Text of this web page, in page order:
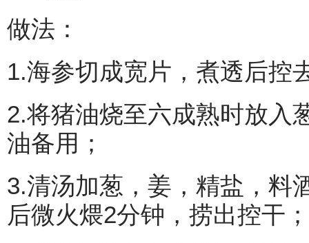
做法：
1.海参切成宽片，煮透后控
2.将猪油烧至六成熟时放入
油备用；
3.清汤加葱，姜，精盐，料
后微火煨2分钟，捞出控干；